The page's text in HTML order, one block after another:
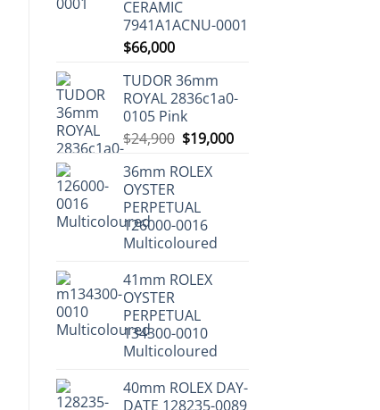
Rolex-Rainbow-Cosmograph-
Daytona-16599
CERAMIC
7941A1ACNU-0001
$66,000
TUDOR 36mm
ROYAL 2836c1a0-
0105 Pink
$24,900 Original
was:
$19,000Current
36mm ROLEX
OYSTER
PERPETUAL
126000-0016
Multicoloured
41mm ROLEX
OYSTER
PERPETUAL
134300-0010
Multicoloured
40mm ROLEX DAY-
DATE 128235-0089